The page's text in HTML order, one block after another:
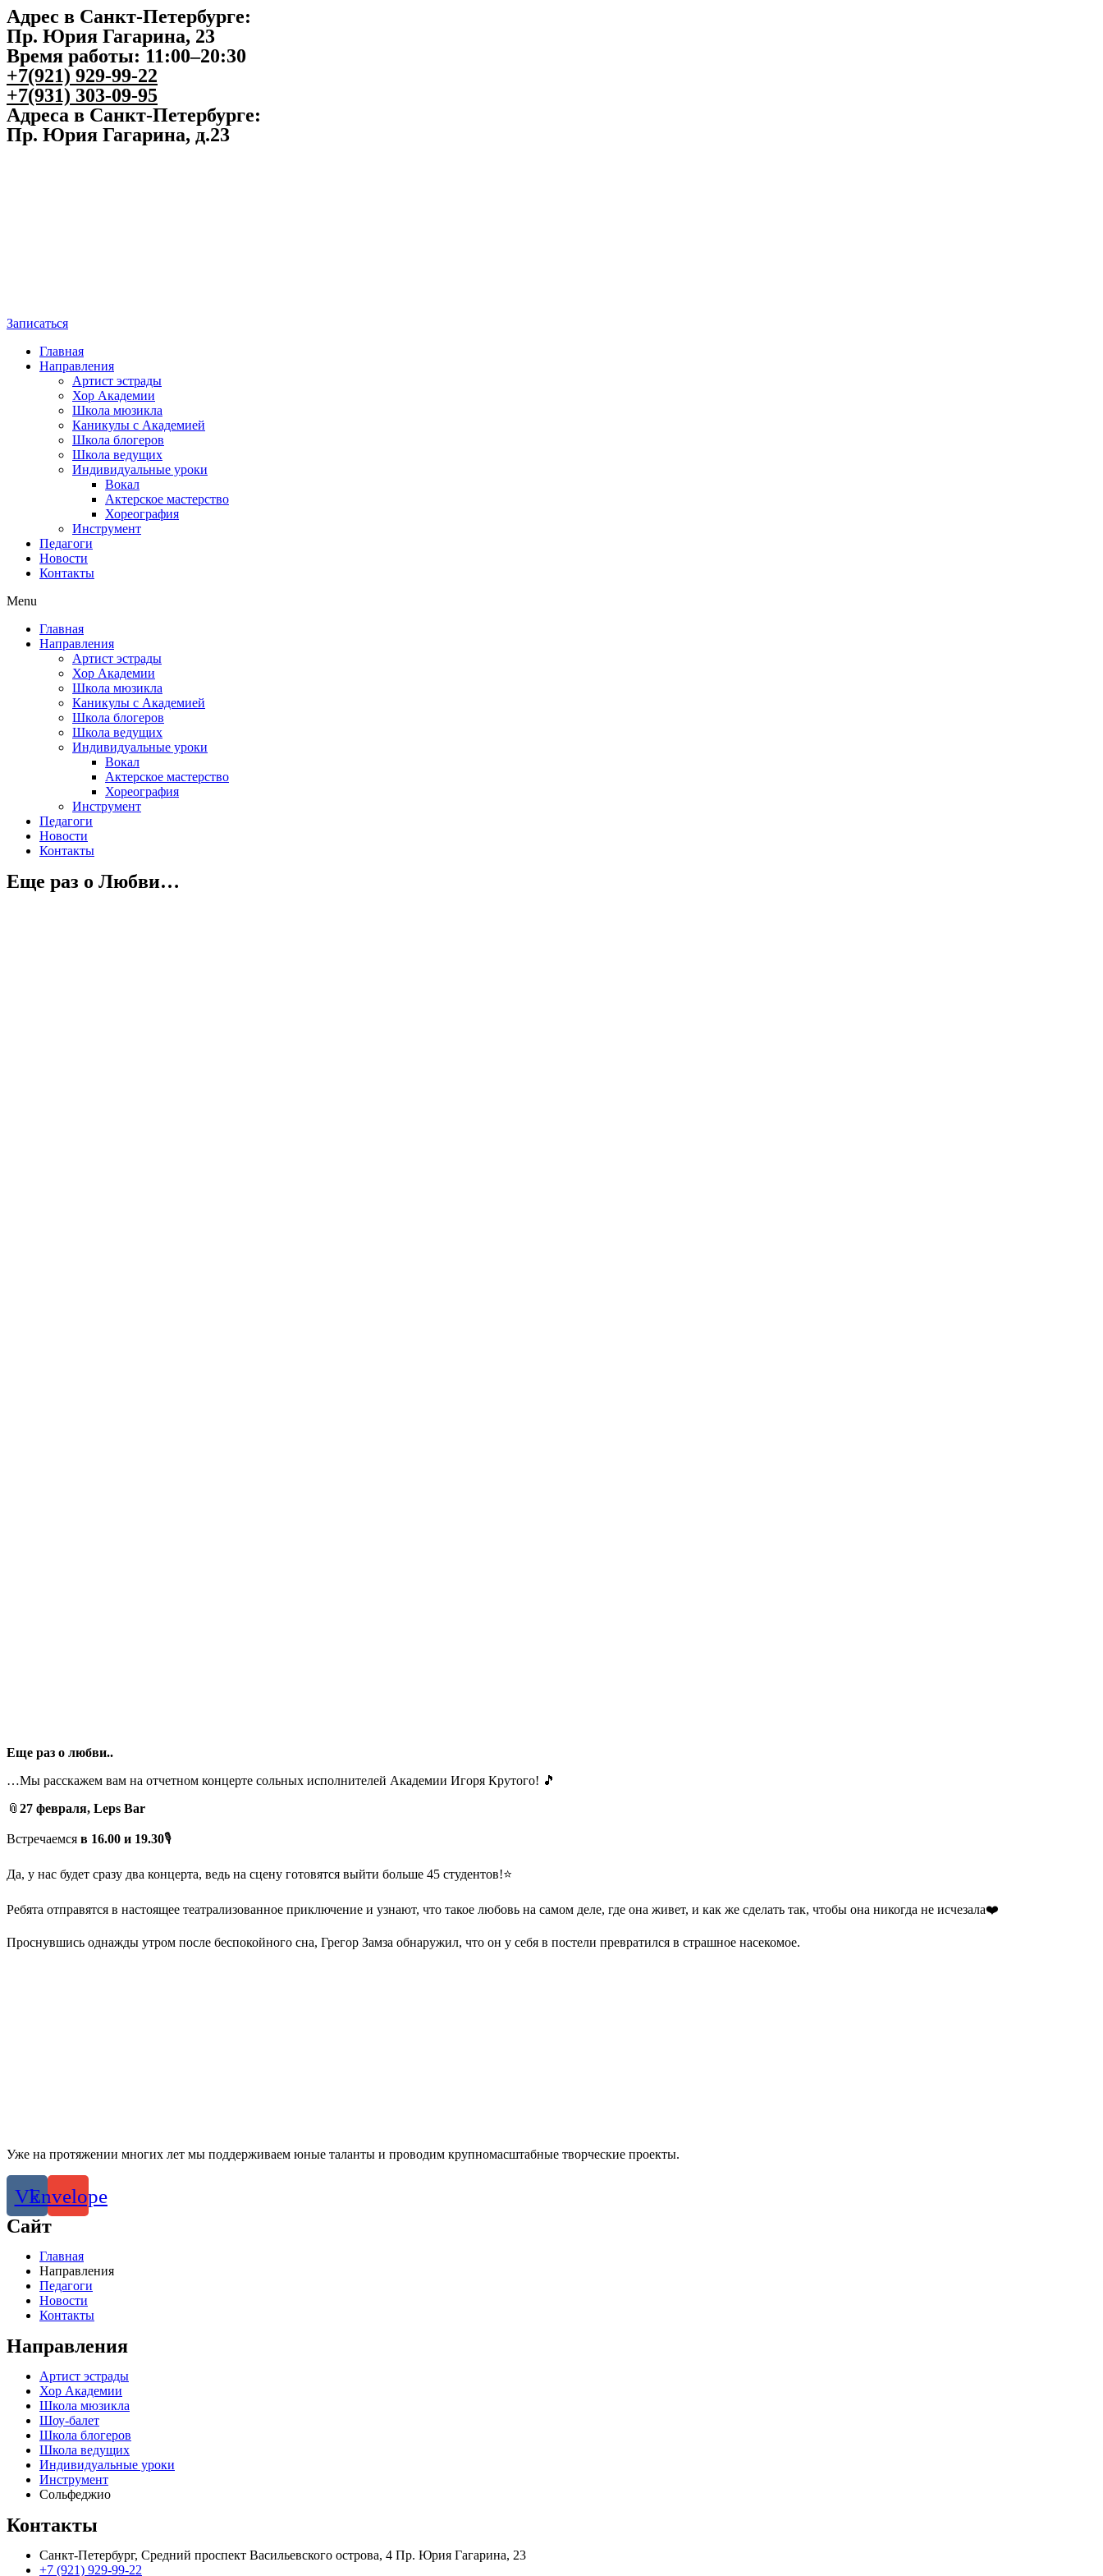
Адрес в Санкт-Петербурге:
Пр. Юрия Гагарина, 23
Время работы: 11:00–20:30
+7(921) 929-99-22
+7(931) 303-09-95
Адреса в Санкт-Петербурге:
Пр. Юрия Гагарина, д.23
Записаться
Главная
Направления
Артист эстрады
Хор Академии
Школа мюзикла
Каникулы с Академией
Школа блогеров
Школа ведущих
Индивидуальные уроки
Вокал
Актерское мастерство
Хореография
Инструмент
Педагоги
Новости
Контакты
Menu
Главная
Направления
Артист эстрады
Хор Академии
Школа мюзикла
Каникулы с Академией
Школа блогеров
Школа ведущих
Индивидуальные уроки
Вокал
Актерское мастерство
Хореография
Инструмент
Педагоги
Новости
Контакты
Еще раз о Любви…
Еще раз о любви..
…Мы расскажем вам на отчетном концерте сольных исполнителей Академии Игоря Крутого! 🎵
📎 27 февраля, Leps Bar
Встречаемся в 16.00 и 19.30🎙
Да, у нас будет сразу два концерта, ведь на сцену готовятся выйти больше 45 студентов!⭐️
Ребята отправятся в настоящее театрализованное приключение и узнают, что такое любовь на самом деле, где она живет, и как же сделать так, чтобы она никогда не исчезала❤️
Проснувшись однажды утром после беспокойного сна, Грегор Замза обнаружил, что он у себя в постели превратился в страшное насекомое.
Уже на протяжении многих лет мы поддерживаем юные таланты и проводим крупномасштабные творческие проекты.
VkEnvelope
Сайт
Главная
Направления
Педагоги
Новости
Контакты
Направления
Артист эстрады
Хор Академии
Школа мюзикла
Шоу-балет
Школа блогеров
Школа ведущих
Индивидуальные уроки
Инструмент
Сольфеджио
Контакты
Санкт-Петербург, Средний проспект Васильевского острова, 4 Пр. Юрия Гагарина, 23
+7 (921) 929-99-22